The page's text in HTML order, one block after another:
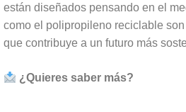
están diseñados pensando en el
como el polipropileno reciclable
que contribuye a un futuro más
¿Quieres saber más?